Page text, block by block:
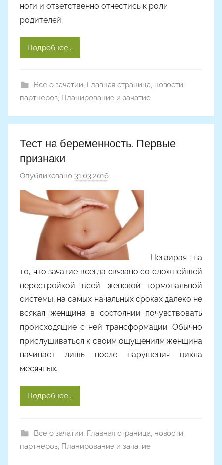
a
ноги и ответственно отнестись к роли
родителей.
Подробнее...
Все о зачатии, Главная страница, новости
партнеров, Планирование и зачатие
Тест на беременность. Первые
признаки
Опубликовано 31.03.2016
в
т
о
м
i
n
a
Невзирая на
то, что зачатие всегда связано со сложнейшей
перестройкой всей женской гормональной
системы, на самых начальных сроках далеко не
всякая женщина в состоянии почувствовать
происходящие с ней трансформации. Обычно
прислушиваться к своим ощущениям женщина
начинает лишь после нарушения цикла
месячных.
Подробнее...
Все о зачатии, Главная страница, новости
партнеров, Планирование и зачатие